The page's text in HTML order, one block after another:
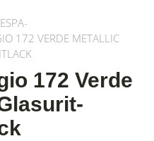
172 VERDE METALLIC
172 Verde